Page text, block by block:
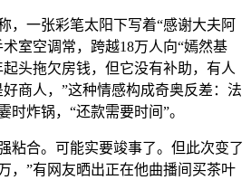
一张彩笔太阳下写着“感谢大夫阿
室空调常，跨越18万人向“嫣然基
头拖欠房钱，但它没有补助，有人
商人，”这种情感构成奇奥反差：法
时炸锅，“还款需要时间”。
合。可能实要竣事了。但此次变了
，”有网友晒出正在他曲播间买茶叶